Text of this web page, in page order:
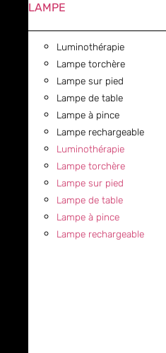
LAMPE
Luminothérapie
Lampe torchère
Lampe sur pied
Lampe de table
Lampe à pince
Lampe rechargeable
Luminothérapie
Lampe torchère
Lampe sur pied
Lampe de table
Lampe à pince
Lampe rechargeable